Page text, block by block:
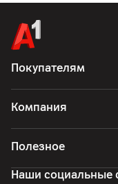
Покупателям
Компания
Полезное
Наши социальные